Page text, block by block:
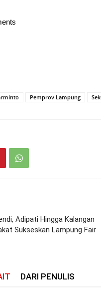
Pemprov Lampung
Adipati Hingga Kalangan
Sukseskan Lampung Fair
DARI PENULIS